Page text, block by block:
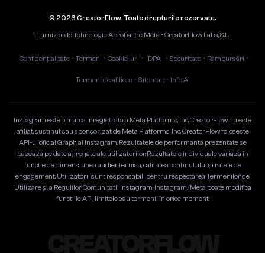
© 2026 CreatorFlow. Toate drepturile rezervate.
Furnizor de Tehnologie Aprobat de Meta • CreatorFlow Labs, S.L.
Confidențialitate • Termeni • Cookie-uri • DPA • Securitate • Rambursări •
Termeni de afiliere • Sitemap • Info AI
Instagram este o marca inregistrata a Meta Platforms, Inc. CreatorFlow nu este
afiliat, sustinut sau sponsorizat de Meta Platforms, Inc. CreatorFlow foloseste
API-ul oficial Graph al Instagram. Rezultatele de performanta prezentate se
bazeaza pe date agregate ale utilizatorilor. Rezultatele individuale variaza în
functie de dimensiunea audientei, nisa, calitatea continutului și ratele de
engagement. Utilizatorii sunt responsabili pentru respectarea Termenilor de
Utilizare și a Regulilor Comunitatii Instagram. Instagram/Meta poate modifica
functiile API, limitele sau termenii în orice moment.